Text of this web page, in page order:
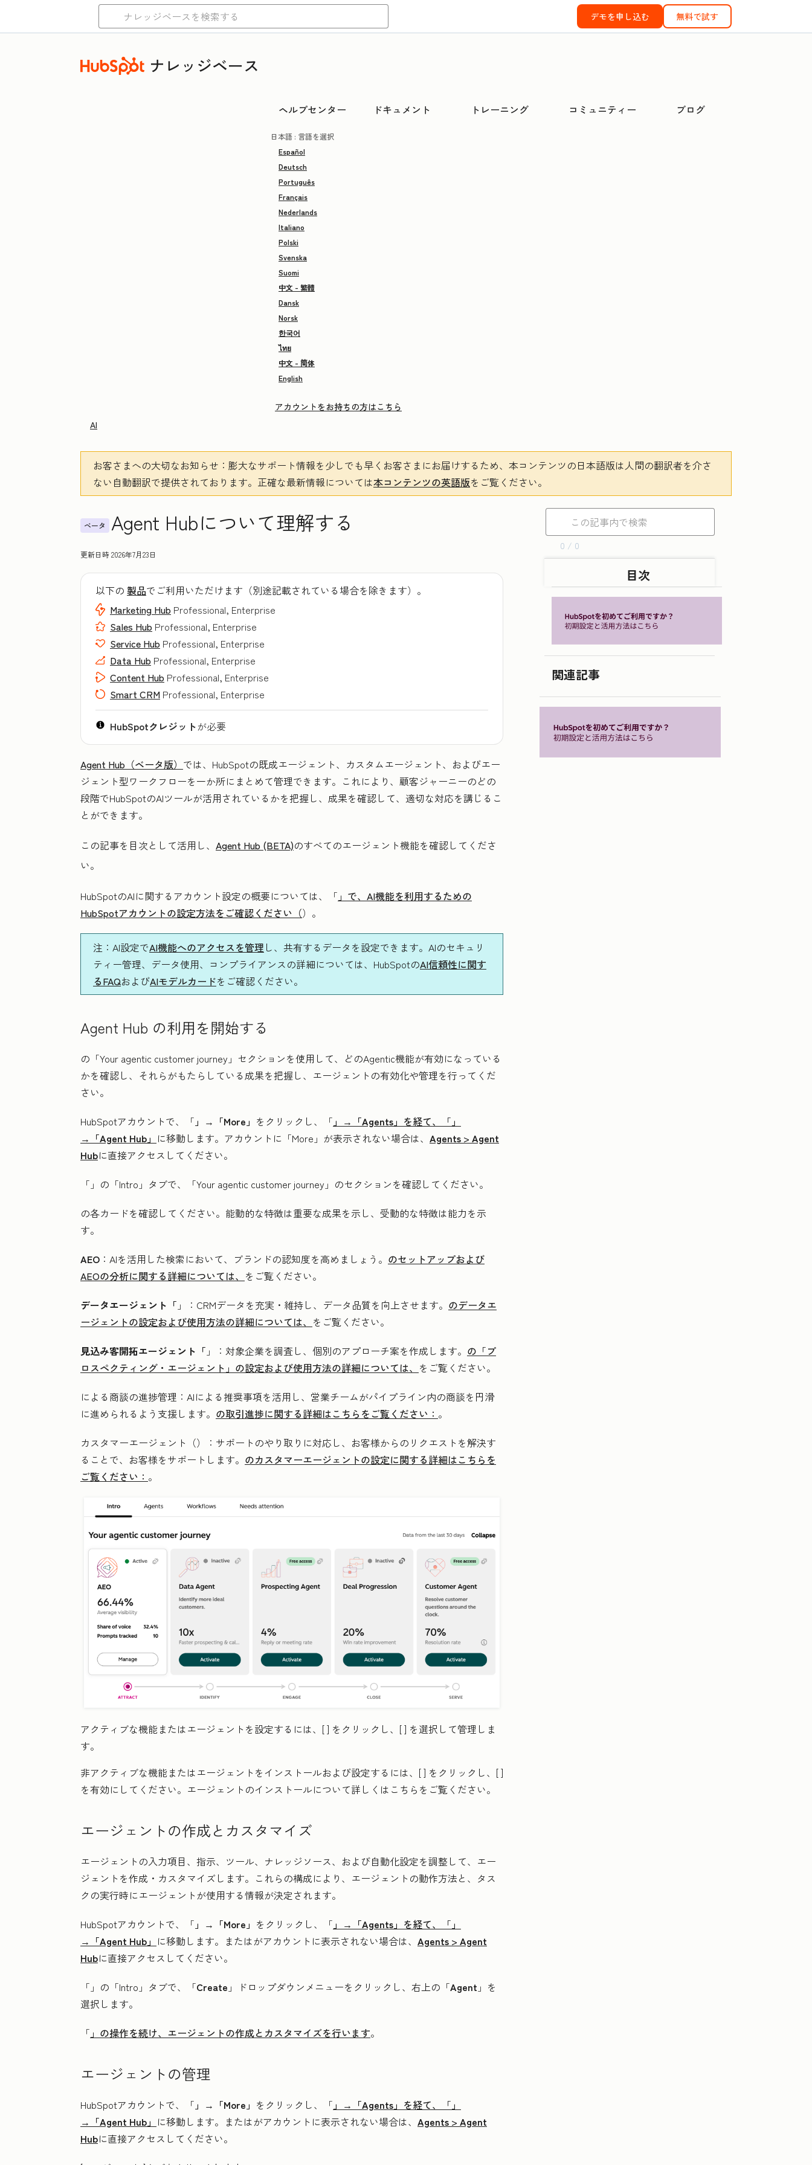
デモを申し込む 無料で試す
ナレッジベース
ヘルプセンター ドキュメント トレーニング コミュニティー ブログ
日本語 : 言語を選択
Español
Deutsch
Português
Français
Nederlands
Italiano
Polski
Svenska
Suomi
中文 - 繁體
Dansk
Norsk
한국어
ไทย
中文 - 简体
English
アカウントをお持ちの方はこちら
AI
お客さまへの大切なお知らせ ：膨大なサポート情報を少しでも早くお客さまにお届けするため、本コンテンツの日本語版は人間の翻訳者を介さ
ない自動翻訳で提供されております。 正確な最新情報については本コンテンツの英語版をご覧ください。
ベータ Agent Hubについて理解する
更新日時2026年7月23日
以下の 製品でご利用いただけます（別途記載されている場合を除きます）。
Marketing Hub Professional, Enterprise
Sales Hub Professional, Enterprise
Service Hub Professional, Enterprise
Data Hub Professional, Enterprise
Content Hub Professional, Enterprise
Smart CRM Professional, Enterprise
HubSpotクレジットが必要
Agent Hub（ベータ版） では、HubSpotの既成エージェント、カスタムエージェント、およびエー
ジェント型ワークフローを一か所にまとめて管理できます。これにより、顧客ジャーニーのどの
段階でHubSpotのAIツールが活用されているかを把握し、成果を確認して、適切な対応を講じるこ
とができます。
この記事を目次として活用し、 Agent Hub (BETA)のすべてのエージェント機能を確認してくださ
い。
HubSpotのAIに関するアカウント設定の概要については、「 」で、AI機能を利用するための
HubSpotアカウントの設定方法をご確認ください（）。
注 ：AI設定でAI機能へのアクセスを管理 し、共有するデータを設定できます。AIのセキュリ
ティー管理、データ使用、コンプライアンスの詳細については、HubSpotのAI信頼性に関す
るFAQおよびAIモデルカードをご確認ください。
Agent Hub の利用を開始する
の「Your agentic customer journey」 セクションを使用して、どのAgentic機能が有効になっている
かを確認し、それらがもたらしている成果を把握し、エージェントの有効化や管理を行ってくだ
さい。
HubSpotアカウントで、「 」→「More」 をクリックし、「 」→「Agents」 を経て、「 」
→「Agent Hub」 に移動します。アカウントに「More」が表示されない場合は、 Agents > Agent
Hubに直接アクセスしてください。
「 」の「Intro 」タブで、「Your agentic customer journey 」のセクションを確認してください。
の各カードを確認してください。能動的な特徴は重要な成果を示し、受動的な特徴は能力を示
す。
AEO ：AIを活用した検索において、ブランドの認知度を高めましょう。 のセットアップおよび
AEOの分析に関する詳細については、 をご覧ください。
データエージェント「 」：CRMデータを充実・維持し、データ品質を向上させます。 のデータエ
ージェントの設定および使用方法の詳細については、 をご覧ください。
見込み客開拓エージェント「 」：対象企業を調査し、個別のアプローチ案を作成します。 の「プ
ロスペクティング・エージェント」の設定および使用方法の詳細については、 をご覧ください。
による商談の進捗管理：AIによる推奨事項を活用し、営業チームがパイプライン内の商談を円滑
に進められるよう支援します。 の取引進捗に関する詳細はこちらをご覧ください： 。
カスタマーエージェント（）：サポートのやり取りに対応し、お客様からのリクエストを解決す
ることで、お客様をサポートします。 のカスタマーエージェントの設定に関する詳細はこちらを
ご覧ください： 。
アクティブな機能またはエージェントを設定するには、[] をクリックし、[] を選択して管理しま
す。
非アクティブな機能またはエージェントをインストールおよび設定するには、[] をクリックし、[]
を有効にしてください。エージェントのインストールについて詳しくはこちらをご覧ください。
エージェントの作成とカスタマイズ
エージェントの入力項目、指示、ツール、ナレッジソース、および自動化設定を調整して、エー
ジェントを作成・カスタマイズします。これらの構成により、エージェントの動作方法と、タス
クの実行時にエージェントが使用する情報が決定されます。
HubSpotアカウントで、「 」→「More」 をクリックし、「 」→「Agents」 を経て、「 」
→「Agent Hub」 に移動します。 またはがアカウントに表示されない場合は、 Agents > Agent
Hubに直接アクセスしてください。
「 」の「Intro 」タブで、「Create 」ドロップダウンメニューをクリックし、右上の「Agent 」を
選択します。
「 」の操作を続け、エージェントの作成とカスタマイズを行います。
エージェントの管理
HubSpotアカウントで、「 」→「More」 をクリックし、「 」→「Agents」 を経て、「 」
→「Agent Hub」 に移動します。 またはがアカウントに表示されない場合は、 Agents > Agent
Hubに直接アクセスしてください。
0 / 0
目次
関連記事